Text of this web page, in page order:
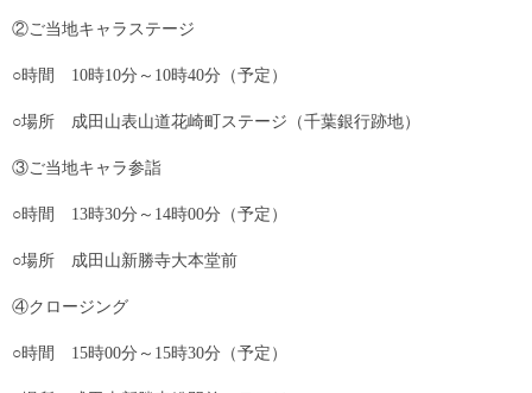
②ご当地キャラステージ
○時間 10時10分～10時40分（予定）
○場所 成田山表山道花崎町ステージ（千葉銀行跡地）
③ご当地キャラ参詣
○時間 13時30分～14時00分（予定）
○場所 成田山新勝寺大本堂前
④クロージング
○時間 15時00分～15時30分（予定）